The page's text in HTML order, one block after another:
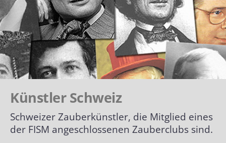
Alle Grand Prix
Special Awards
Händler nach Themen
Biografien
Biografien alphabetisch
Biografien chronologisch
Briefmarken
Plakate| Poster
Lexikon
Künstler Schweiz
Schweizer Zauberkünstler, die Mitglied eines
der FISM angeschlossenen Zauberclubs sind.